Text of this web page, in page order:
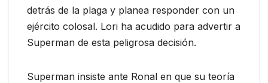
detrás de la plaga y planea responder con un
ejército colosal. Lori ha acudido para advertir a
Superman de esta peligrosa decisión.
Superman insiste ante Ronal en que su teoría